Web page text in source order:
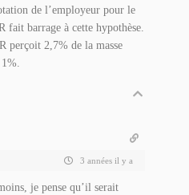
de l’employeur pour le
fait barrage à cette hypothèse.
perçoit 2,7% de la masse
3 années il y a
je pense qu’il serait